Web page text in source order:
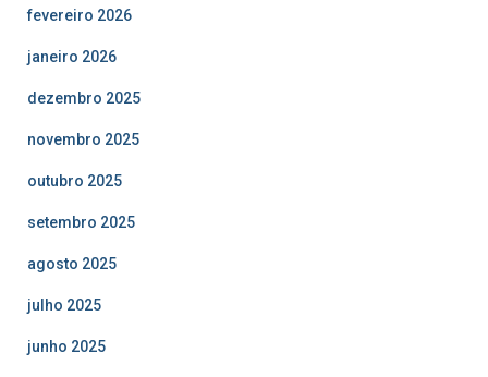
fevereiro 2026
janeiro 2026
dezembro 2025
novembro 2025
outubro 2025
setembro 2025
agosto 2025
julho 2025
junho 2025